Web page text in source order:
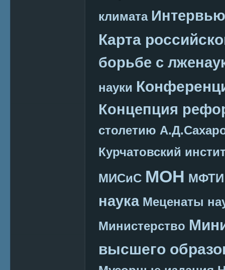
климата Интервью
Карта
борьбе с
науки
Концепция
столетию
Курчатовский
МИСиС МОН МФТИ
наука Меценаты
Министерство
высшего